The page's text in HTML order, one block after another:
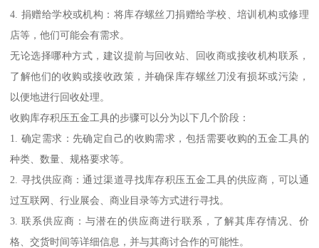
4. 捐赠给学校或机构：将库存螺丝刀捐赠给学校、培训机构或修理
店等，他们可能会有需求。
无论选择哪种方式，建议提前与回收站、回收商或接收机构联系，
了解他们的收购或接收政策，并确保库存螺丝刀没有损坏或污染，
以便地进行回收处理。
收购库存积压五金工具的步骤可以分为以下几个阶段：
1. 确定需求：先确定自己的收购需求，包括需要收购的五金工具的
种类、数量、规格要求等。
2. 寻找供应商：通过渠道寻找库存积压五金工具的供应商，可以通
过互联网、行业展会、商业目录等方式进行寻找。
3. 联系供应商：与潜在的供应商进行联系，了解其库存情况、价
格、交货时间等详细信息，并与其商讨合作的可能性。